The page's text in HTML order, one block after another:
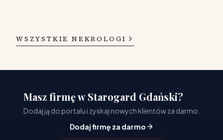
WSZYSTKIE NEKROLOGI
Masz firmę w Starogard Gdański?
Dodaj ją do portalu i zyskaj nowych klientów za darmo.
Dodaj firmę za darmo